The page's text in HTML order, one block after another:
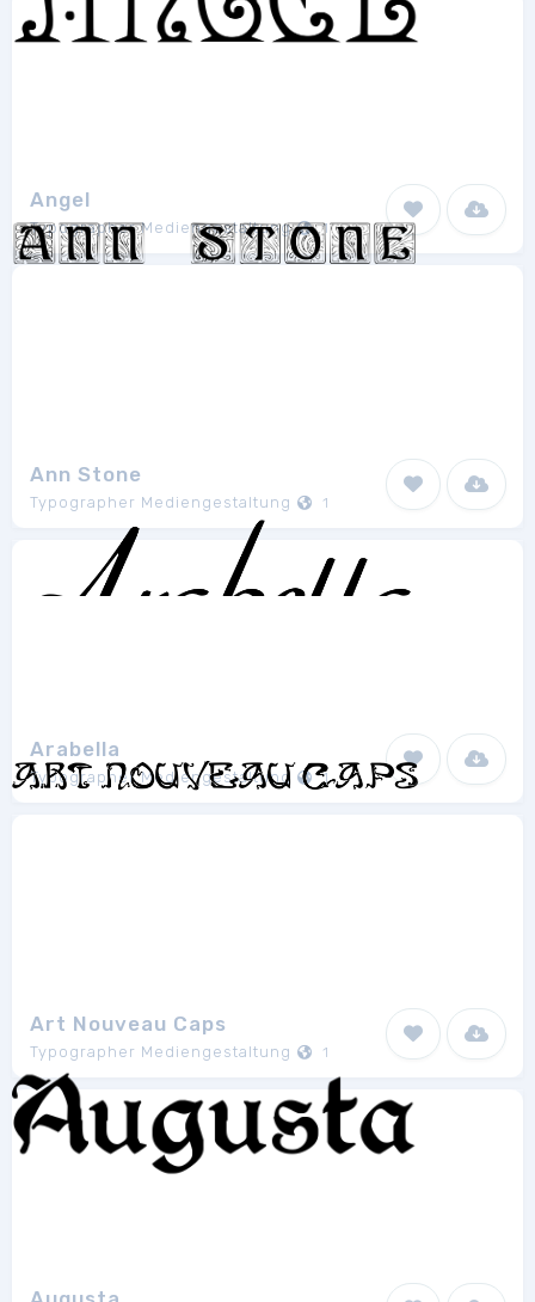
Angel
Typographer Mediengestaltung 1
Ann Stone
Typographer Mediengestaltung 1
Arabella
Typographer Mediengestaltung 1
Art Nouveau Caps
Typographer Mediengestaltung 1